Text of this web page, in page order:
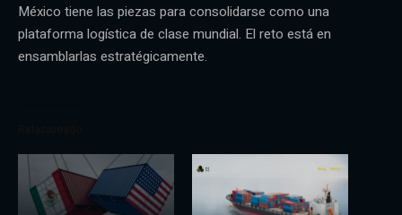
México tiene las piezas para consolidarse como una
plataforma logística de clase mundial. El reto está en
ensamblarlas estratégicamente.